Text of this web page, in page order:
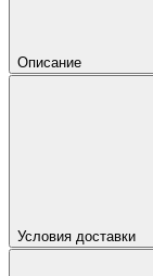
Описание
Условия доставки